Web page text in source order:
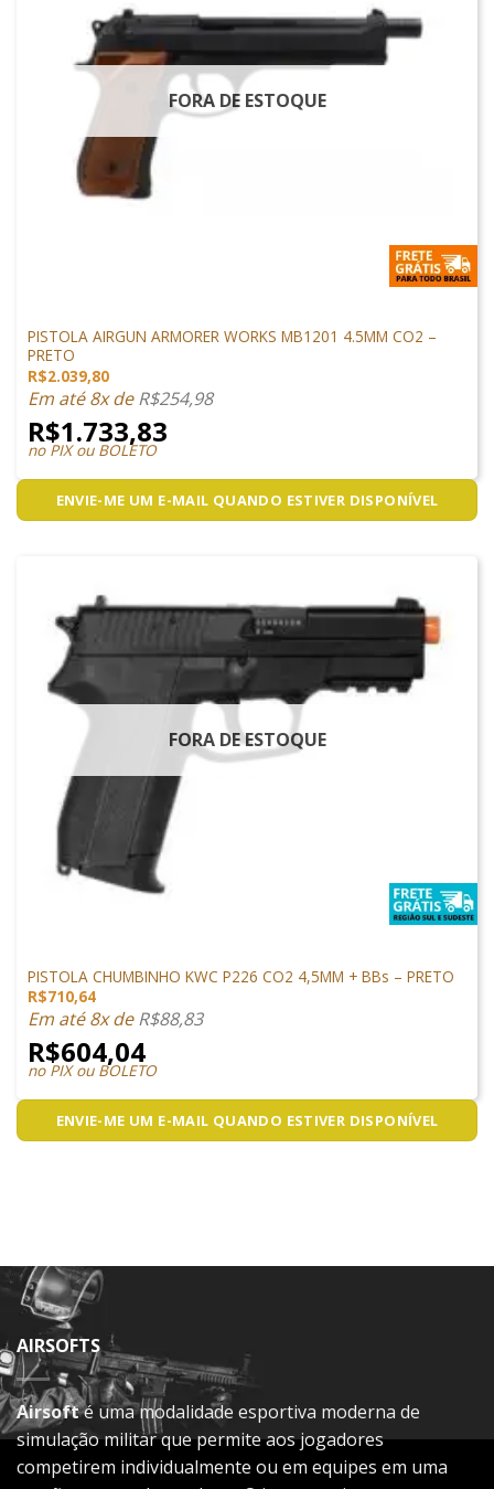
FORA DE ESTOQUE
PISTOLA AIRGUN ARMORER WORKS MB1201 4.5MM CO2 –
PRETO
R$2.039,80
Em até 8x deR$254,98
R$1.733,83
no PIX ou BOLETO
ENVIE-ME UM E-MAIL QUANDO ESTIVER DISPONÍVEL
FORA DE ESTOQUE
PISTOLA CHUMBINHO KWC P226 CO2 4,5MM + BBs – PRETO
R$710,64
Em até 8x deR$88,83
R$604,04
no PIX ou BOLETO
ENVIE-ME UM E-MAIL QUANDO ESTIVER DISPONÍVEL
AIRSOFTS
Airsofté uma modalidade esportiva moderna de
simulação militar que permite aos jogadores
competirem individualmente ou em equipes em uma